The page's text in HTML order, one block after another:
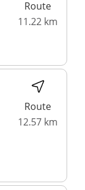
Route
11.22 km
Route
12.57 km